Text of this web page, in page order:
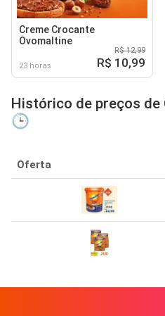
Creme Crocante
Ovomaltine
23 horas
R$ 12,99
R$ 10,99
Histórico de preços
🕒
Oferta